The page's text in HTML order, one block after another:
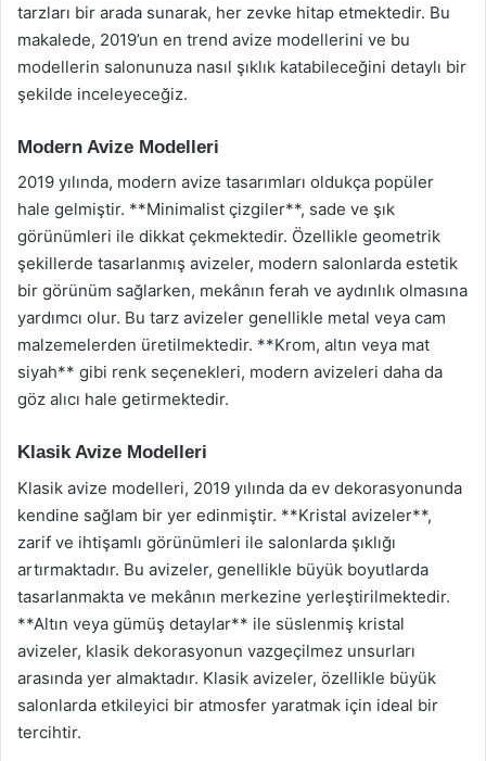
tarzları bir arada sunarak, her zevke hitap etmektedir. Bu
makalede, 2019’un en trend avize modellerini ve bu
modellerin salonunuza nasıl şıklık katabileceğini detaylı bir
şekilde inceleyeceğiz.
Modern Avize Modelleri
2019 yılında, modern avize tasarımları oldukça popüler
hale gelmiştir. **Minimalist çizgiler**, sade ve şık
görünümleri ile dikkat çekmektedir. Özellikle geometrik
şekillerde tasarlanmış avizeler, modern salonlarda estetik
bir görünüm sağlarken, mekânın ferah ve aydınlık olmasına
yardımcı olur. Bu tarz avizeler genellikle metal veya cam
malzemelerden üretilmektedir. **Krom, altın veya mat
siyah** gibi renk seçenekleri, modern avizeleri daha da
göz alıcı hale getirmektedir.
Klasik Avize Modelleri
Klasik avize modelleri, 2019 yılında da ev dekorasyonunda
kendine sağlam bir yer edinmiştir. **Kristal avizeler**,
zarif ve ihtişamlı görünümleri ile salonlarda şıklığı
artırmaktadır. Bu avizeler, genellikle büyük boyutlarda
tasarlanmakta ve mekânın merkezine yerleştirilmektedir.
**Altın veya gümüş detaylar** ile süslenmiş kristal
avizeler, klasik dekorasyonun vazgeçilmez unsurları
arasında yer almaktadır. Klasik avizeler, özellikle büyük
salonlarda etkileyici bir atmosfer yaratmak için ideal bir
tercihtir.